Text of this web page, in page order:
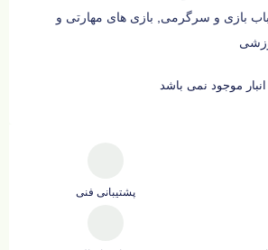
بازی و سرگرمی
بازی های مهارتی و
انبار موجود نمی باشد
پشتیبانی فنی